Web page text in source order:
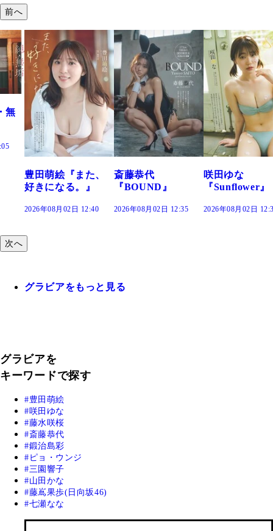
前へ
斎藤恭代
『BOUND』
2026年08月02日 12:35
咲田ゆな
『Sunflower』
2026年08月02日 12:30
藤水咲桜『花
だまり』
2026年08月02日
次へ
グラビアをもっと見る
グラビアを
キーワードで探す
豊田萌絵
咲田ゆな
藤水咲桜
斎藤恭代
鍛治島彩
ピョ・ウンジ
三園響子
山田かな
藤嶌果歩(日向坂46)
七瀬なな